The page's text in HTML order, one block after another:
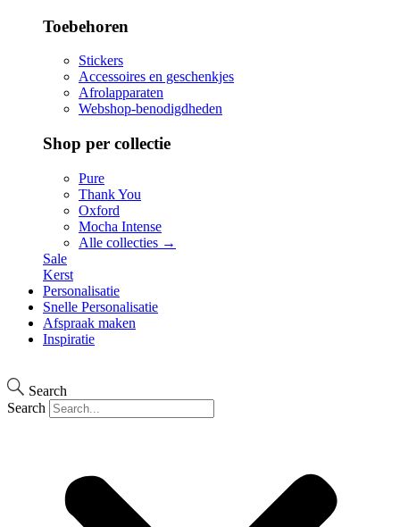
Toebehoren
Stickers
Accessoires en geschenkjes
Afrolapparaten
Webshop-benodigdheden
Shop per collectie
Pure
Thank You
Oxford
Mocha Intense
Alle collecties →
Sale
Kerst
Personalisatie
Snelle Personalisatie
Afspraak maken
Inspiratie
Search
Search